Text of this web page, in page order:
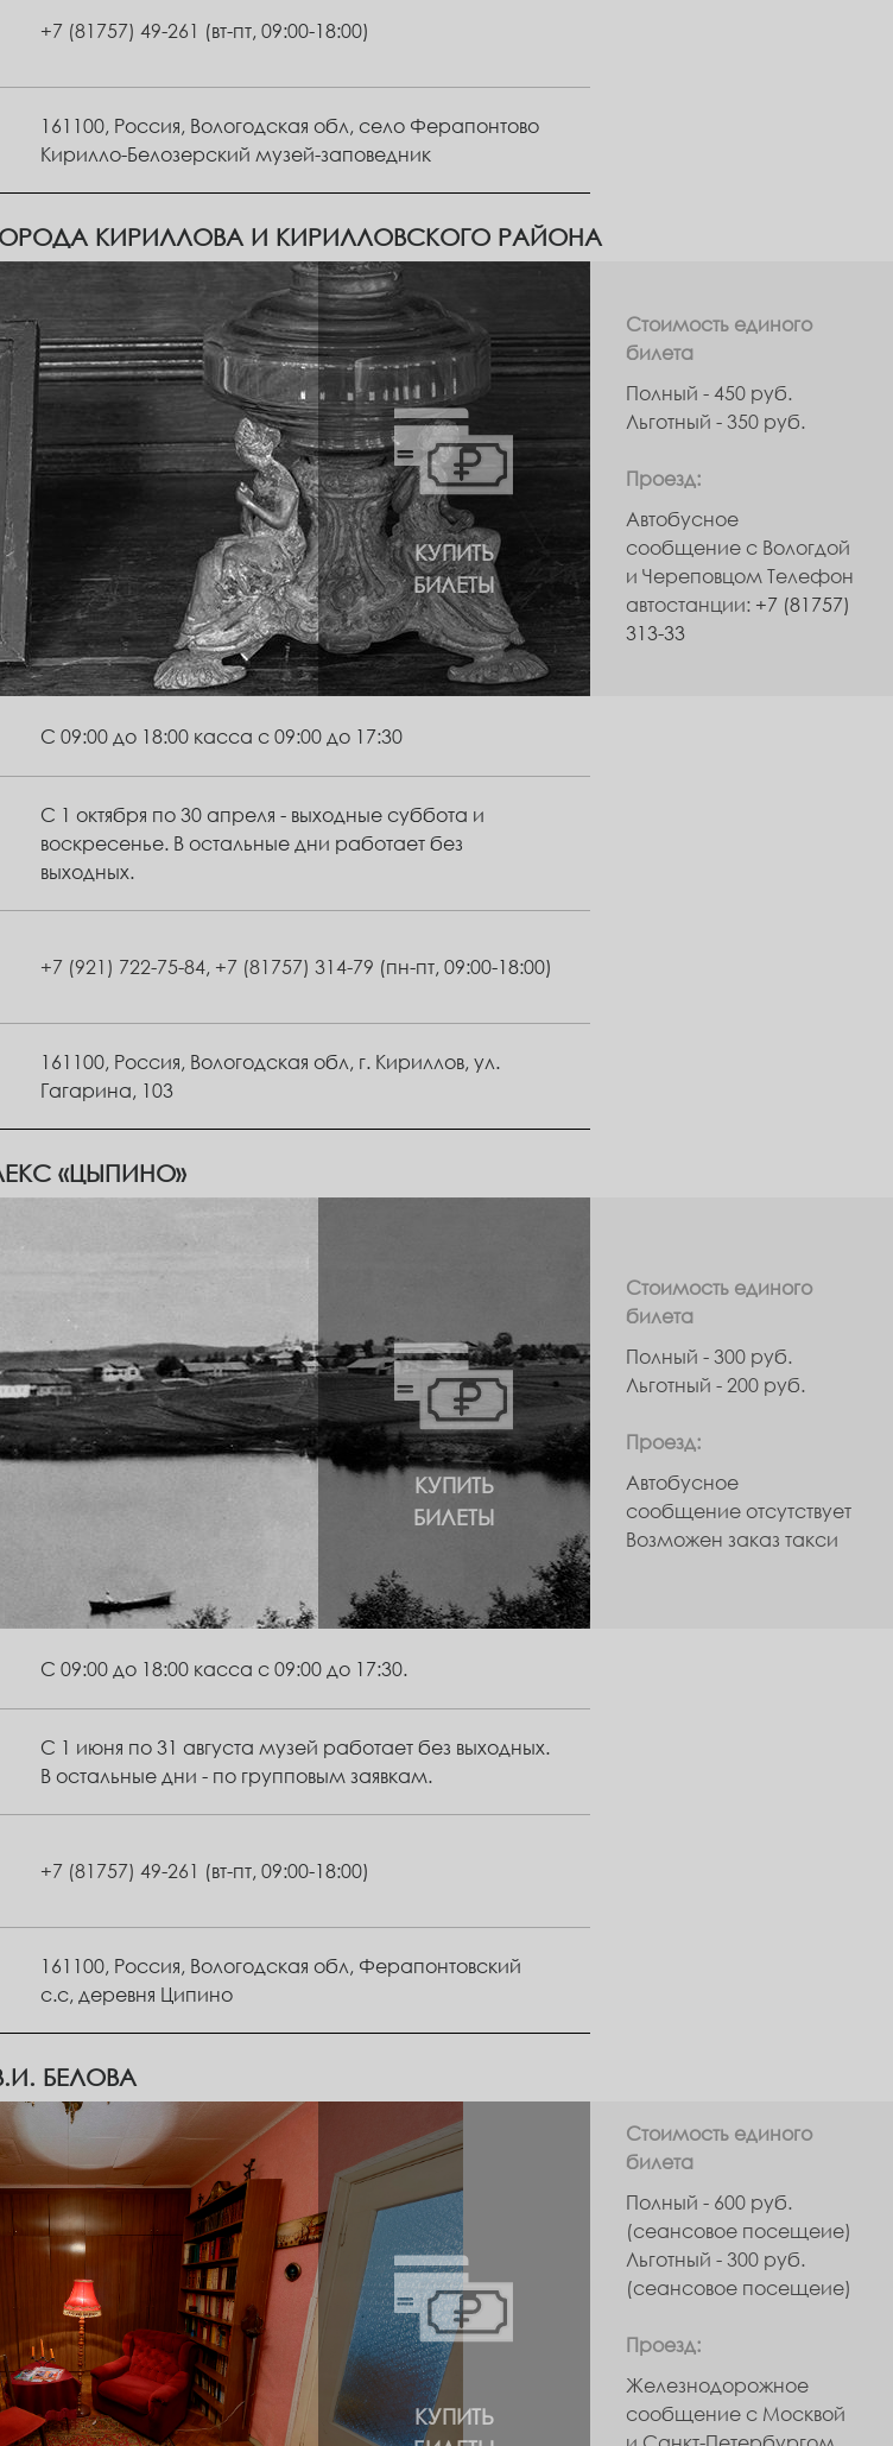
+7 (81757) 49-261 (вт-пт, 09:00-18:00)
161100, Россия, Вологодская обл, село Ферапонтово
Кирилло-Белозерский музей-заповедник
КИРИЛЛОВА И КИРИЛЛОВСКОГО РАЙОНА
КУПИТЬ
БИЛЕТЫ
Стоимость единого
билета
Полный - 450 руб.
Льготный - 350 руб.
Проезд:
Автобусное
сообщение с Вологдой
и Череповцом Телефон
автостанции: +7 (81757)
313-33
С 09:00 до 18:00 касса с 09:00 до 17:30
С 1 октября по 30 апреля - выходные суббота и
воскресенье. В остальные дни работает без
выходных.
+7 (921) 722-75-84, +7 (81757) 314-79 (пн-пт, 09:00-18:00)
161100, Россия, Вологодская обл, г. Кириллов, ул.
Гагарина, 103
«ЦЫПИНО»
КУПИТЬ
БИЛЕТЫ
Стоимость единого
билета
Полный - 300 руб.
Льготный - 200 руб.
Проезд:
Автобусное
сообщение отсутствует
Возможен заказ такси
С 09:00 до 18:00 касса с 09:00 до 17:30.
С 1 июня по 31 августа музей работает без выходных.
В остальные дни - по групповым заявкам.
+7 (81757) 49-261 (вт-пт, 09:00-18:00)
161100, Россия, Вологодская обл, Ферапонтовский
с.с, деревня Ципино
БЕЛОВА
КУПИТЬ
Стоимость единого
билета
Полный - 600 руб.
(сеансовое посещеие)
Льготный - 300 руб.
(сеансовое посещеие)
Проезд:
Железнодорожное
сообщение с Москвой